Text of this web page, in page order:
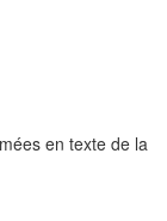
en texte de la